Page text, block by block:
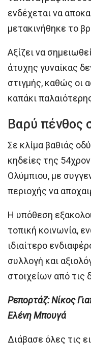
ενδέχεται να
μετακινήθηκε το
Αξίζει να
άτυχης γυναίκας
στιγμής, καθώς οι
καπάκι
Βαρύ πένθος
Σε κλίμα βαθιάς
κηδείες της
Ολύμπιου, με
περιοχής να
Η υπόθεση
τοπική κοινωνία,
ιδιαίτερο
συλλογή και
στοιχείων από τις
Ρεπορτάζ: Νίκος
Ελένη Μπουγά
Διάβασε όλες τις